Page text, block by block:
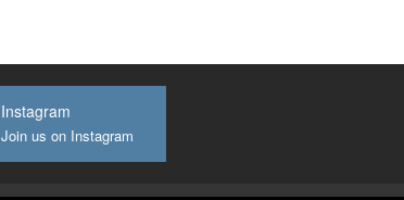
Instagram
Join us on Instagram